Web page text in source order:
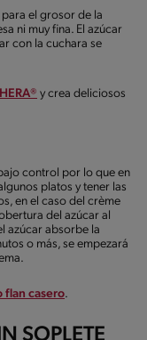
el grosor de la
ni muy fina. El azúcar
con la cuchara se
y crea deliciosos
control por lo que en
platos y tener las
en el caso del crème
del azúcar al
azúcar absorbe la
o más, se empezará
flan casero.
SOPLETE